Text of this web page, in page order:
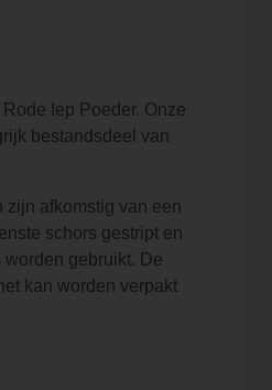
Iep Poeder. Onze
bestandsdeel van
afkomstig van een
schors gestript en
gebruikt. De
kan worden verpakt